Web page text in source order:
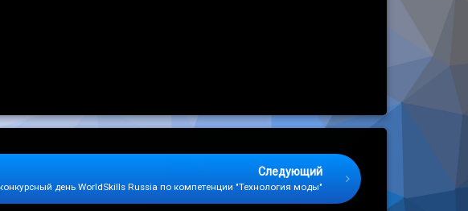
Следующий
день WorldSkills Russia по компетенции "Технология моды"